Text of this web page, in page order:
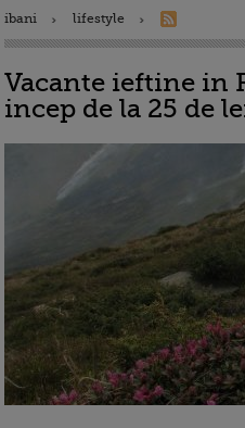
ibani lifestyle
Vacante ieftine in
incep de la 25 de